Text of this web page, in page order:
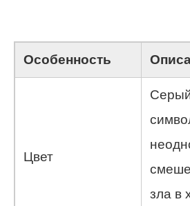
Особенность
Цвет
зла в